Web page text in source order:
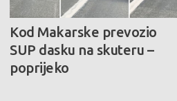
Kod Makarske prevozio
SUP dasku na skuteru –
poprijeko